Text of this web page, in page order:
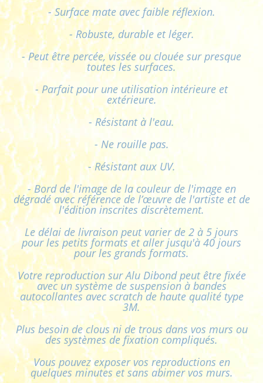
- Surface mate avec faible réflexion.
- Robuste, durable et léger.
- Peut être percée, vissée ou clouée sur presque
toutes les surfaces.
- Parfait pour une utilisation intérieure et
extérieure.
- Résistant à l'eau.
- Ne rouille pas.
- Résistant aux UV.
- Bord de l'image de la couleur de l'image en
dégradé avec référence de l’œuvre de l'artiste et de
l'édition inscrites discrètement.
Le délai de livraison peut varier de 2 à 5 jours
pour les petits formats et aller jusqu'à 40 jours
pour les grands formats.
Votre reproduction sur Alu Dibond peut être fixée
avec un système de suspension à bandes
autocollantes avec scratch de haute qualité type
3M.
Plus besoin de clous ni de trous dans vos murs ou
des systèmes de fixation compliqués.
Vous pouvez exposer vos reproductions en
quelques minutes et sans abimer vos murs.